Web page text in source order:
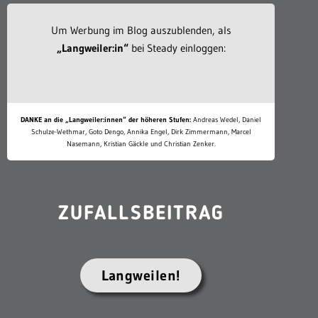
Um Werbung im Blog auszublenden, als
„Langweiler:in“bei Steady einloggen:
DANKE an die „Langweiler:innen“ der höheren Stufen: Andreas Wedel, Daniel
Schulze-Wethmar, Goto Dengo, Annika Engel, Dirk Zimmermann, Marcel
Nasemann, Kristian Gäckle und Christian Zenker.
ZUFALLSBEITRAG
Langweilen!